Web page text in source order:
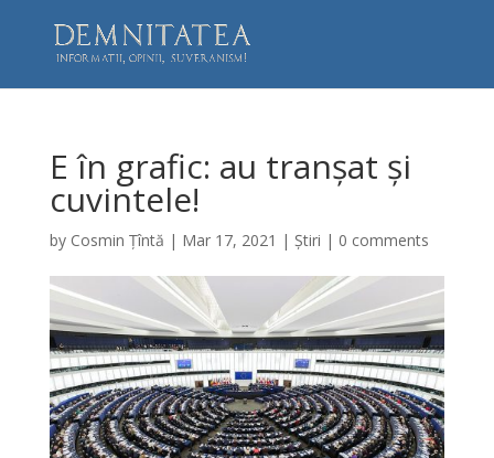
E în grafic: au tranșat și
cuvintele!
by Cosmin Țîntă | Mar 17, 2021 | Știri | 0 comments